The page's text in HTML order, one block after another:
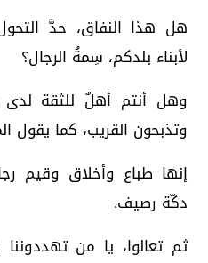
هل هذا النفاق، حدَّ
لأبناء بلدكم، سِمةُ الرجال؟
وهل أنتم أهلٌ للثقة لدى
وتذبحون القريب، كما يقول
إنها طباع وأخلاق وقيم
دكّة رصيف.
ثم تعالوا، يا من